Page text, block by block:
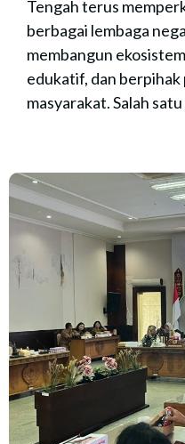
Tengah terus
berbagai lembaga
membangun
edukatif, dan
masyarakat. Salah